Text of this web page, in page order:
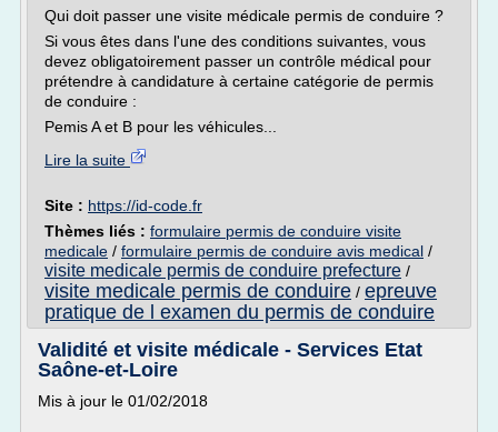
Qui doit passer une visite médicale permis de conduire ?
Si vous êtes dans l'une des conditions suivantes, vous
devez obligatoirement passer un contrôle médical pour
prétendre à candidature à certaine catégorie de permis
de conduire :
Pemis A et B pour les véhicules...
Lire la suite
Site : https://id-code.fr
Thèmes liés : formulaire permis de conduire visite
medicale / formulaire permis de conduire avis medical /
visite medicale permis de conduire prefecture /
visite medicale permis de conduire / epreuve
pratique de l examen du permis de conduire
Validité et visite médicale - Services Etat
Saône-et-Loire
Mis à jour le 01/02/2018